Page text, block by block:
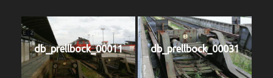
db_prellbock_00011 db_prellbock_00031